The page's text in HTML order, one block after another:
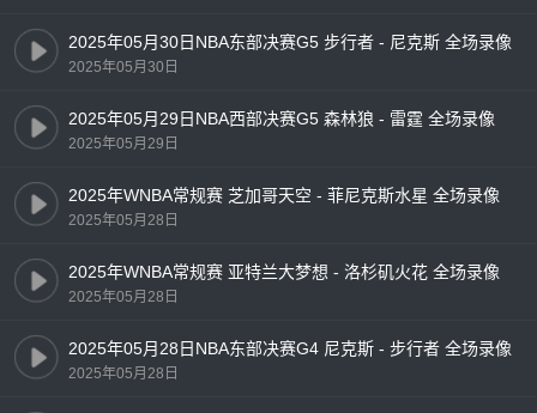
2025年05月30日NBA东部决赛G5 步行者 - 尼克斯 全场录像
2025年05月30日
2025年05月29日NBA西部决赛G5 森林狼 - 雷霆 全场录像
2025年05月29日
2025年WNBA常规赛 芝加哥天空 - 菲尼克斯水星 全场录像
2025年05月28日
2025年WNBA常规赛 亚特兰大梦想 - 洛杉矶火花 全场录像
2025年05月28日
2025年05月28日NBA东部决赛G4 尼克斯 - 步行者 全场录像
2025年05月28日